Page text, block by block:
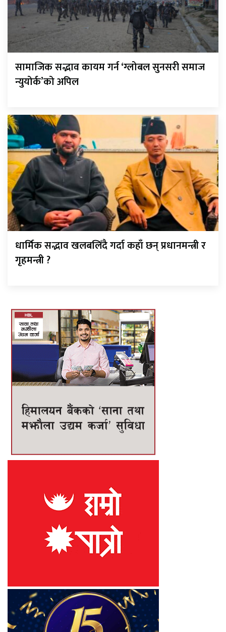
सामाजिक सद्भाव कायम गर्न ‘ग्लोबल सुनसरी समाज
न्युयोर्क’को अपिल
धार्मिक सद्भाव खलबलिँदै गर्दा कहाँ छन् प्रधानमन्त्री र
गृहमन्त्री ?